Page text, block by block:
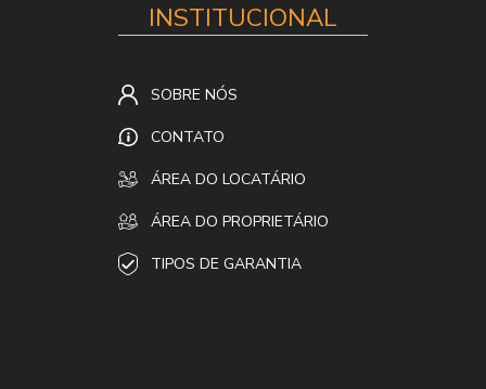
INSTITUCIONAL
SOBRE NÓS
CONTATO
ÁREA DO LOCATÁRIO
ÁREA DO PROPRIETÁRIO
TIPOS DE GARANTIA